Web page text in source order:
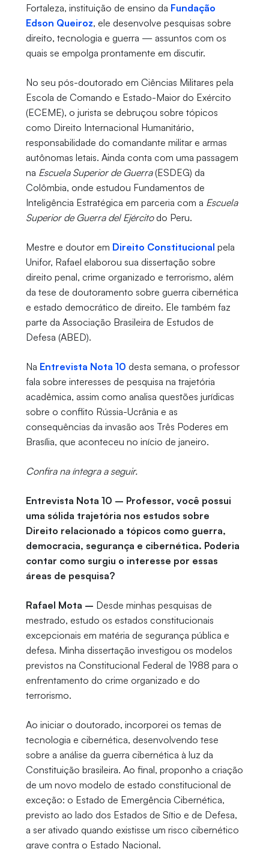
Fortaleza, instituição de ensino da Fundação
Edson Queiroz, ele desenvolve pesquisas sobre
direito, tecnologia e guerra — assuntos com os
quais se empolga prontamente em discutir.
No seu pós-doutorado em Ciências Militares pela
Escola de Comando e Estado-Maior do Exército
(ECEME), o jurista se debruçou sobre tópicos
como Direito Internacional Humanitário,
responsabilidade do comandante militar e armas
autônomas letais. Ainda conta com uma passagem
na Escuela Superior de Guerra(ESDEG) da
Colômbia, onde estudou Fundamentos de
Inteligência Estratégica em parceria com a Escuela
Superior de Guerra del Ejércitodo Peru.
Mestre e doutor em Direito Constitucional pela
Unifor, Rafael elaborou sua dissertação sobre
direito penal, crime organizado e terrorismo, além
da tese de doutoramento sobre guerra cibernética
e estado democrático de direito. Ele também faz
parte da Associação Brasileira de Estudos de
Defesa (ABED).
Na Entrevista Nota 10 desta semana, o professor
fala sobre interesses de pesquisa na trajetória
acadêmica, assim como analisa questões jurídicas
sobre o conflito Rússia-Ucrânia e as
consequências da invasão aos Três Poderes em
Brasília, que aconteceu no início de janeiro.
Confira na íntegra a seguir.
Entrevista Nota 10 – Professor, você possui
uma sólida trajetória nos estudos sobre
Direito relacionado a tópicos como guerra,
democracia, segurança e cibernética. Poderia
contar como surgiu o interesse por essas
áreas de pesquisa?
Rafael Mota – Desde minhas pesquisas de
mestrado, estudo os estados constitucionais
excepcionais em matéria de segurança pública e
defesa. Minha dissertação investigou os modelos
previstos na Constitucional Federal de 1988 para o
enfrentamento do crime organizado e do
terrorismo.
Ao iniciar o doutorado, incorporei os temas de
tecnologia e cibernética, desenvolvendo tese
sobre a análise da guerra cibernética à luz da
Constituição brasileira. Ao final, proponho a criação
de um novo modelo de estado constitucional de
exceção: o Estado de Emergência Cibernética,
previsto ao lado dos Estados de Sítio e de Defesa,
a ser ativado quando existisse um risco cibernético
grave contra o Estado Nacional.